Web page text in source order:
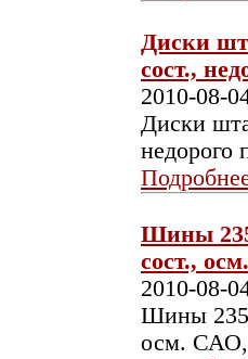
Диски
сост.,
2010-08-
Диски
недорого
Шины
сост.,
2010-08-
Шины 235/
осм. САО,